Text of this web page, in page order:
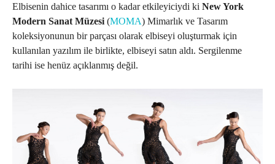
Elbisenin dahice tasarımı o kadar etkileyiciydi ki New York
Modern Sanat Müzesi (MOMA) Mimarlık ve Tasarım
koleksiyonunun bir parçası olarak elbiseyi oluşturmak için
kullanılan yazılım ile birlikte, elbiseyi satın aldı. Sergilenme
tarihi ise henüz açıklanmış değil.